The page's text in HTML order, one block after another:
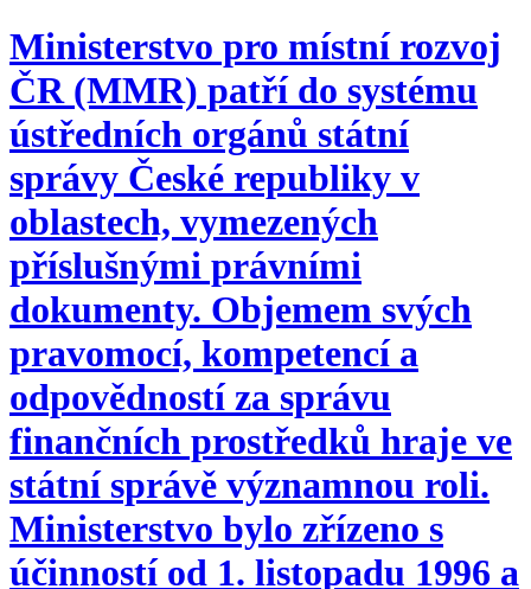
Ministerstvo pro místní rozvoj
ČR (MMR) patří do systému
ústředních orgánů státní
správy České republiky v
oblastech, vymezených
příslušnými právními
dokumenty. Objemem svých
pravomocí, kompetencí a
odpovědností za správu
finančních prostředků hraje ve
státní správě významnou roli.
Ministerstvo bylo zřízeno s
účinností od 1. listopadu 1996 a